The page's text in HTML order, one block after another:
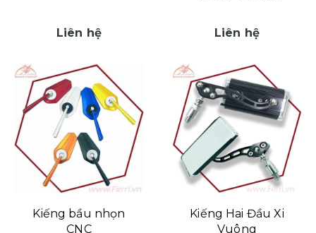
Liên hệ
Liên hệ
Kiếng bầu nhọn
CNC
Kiếng Hai Đầu Xi
Vuông